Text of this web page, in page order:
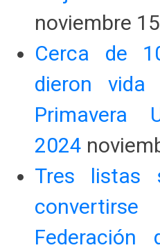
noviembre
Cerca de
dieron
Primavera
2024
Tres listas
Federación